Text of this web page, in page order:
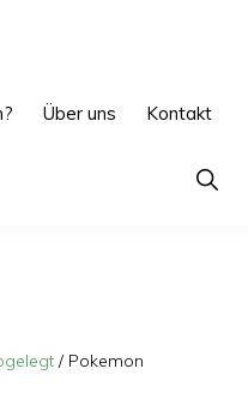
Über uns Kontakt
Show
/Pokemon